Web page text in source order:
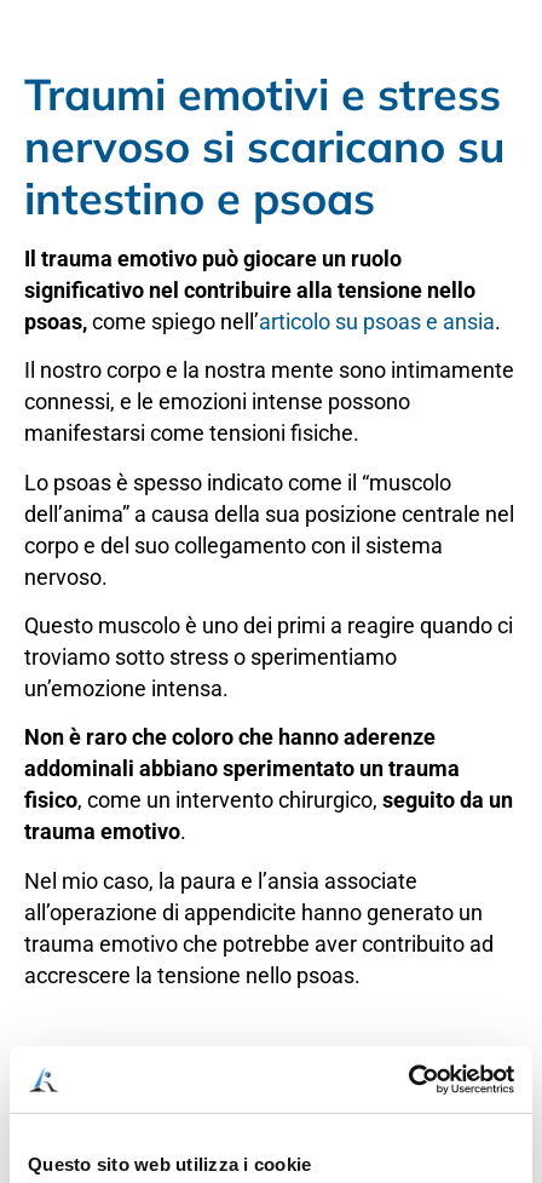
Questo sito web utilizza i cookie
Traumi emotivi e stress
nervoso si scaricano su
intestino e psoas
Il trauma emotivo può giocare un ruolo
significativo nel contribuire alla tensione nello
psoas, come spiego nell’articolo su psoas e ansia.
Il nostro corpo e la nostra mente sono intimamente
connessi, e le emozioni intense possono
manifestarsi come tensioni fisiche.
Lo psoas è spesso indicato come il “muscolo
dell’anima” a causa della sua posizione centrale nel
corpo e del suo collegamento con il sistema
nervoso.
Questo muscolo è uno dei primi a reagire quando ci
troviamo sotto stress o sperimentiamo
un’emozione intensa.
Non è raro che coloro che hanno aderenze
addominali abbiano sperimentato un trauma
fisico, come un intervento chirurgico, seguito da un
trauma emotivo.
Nel mio caso, la paura e l’ansia associate
all’operazione di appendicite hanno generato un
trauma emotivo che potrebbe aver contribuito ad
accrescere la tensione nello psoas.
Il trattamento di psoas,